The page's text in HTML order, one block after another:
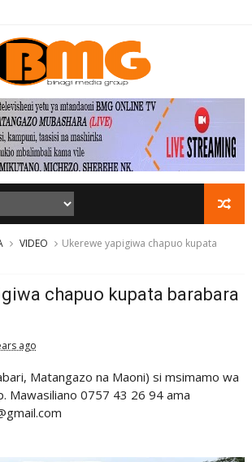
VIDEO
Ukerewe yapigiwa chapuo kupata
chapuo kupata barabara
ago
Matangazo na Maoni) si msimamo wa
Mawasiliano 0757 43 26 94 ama